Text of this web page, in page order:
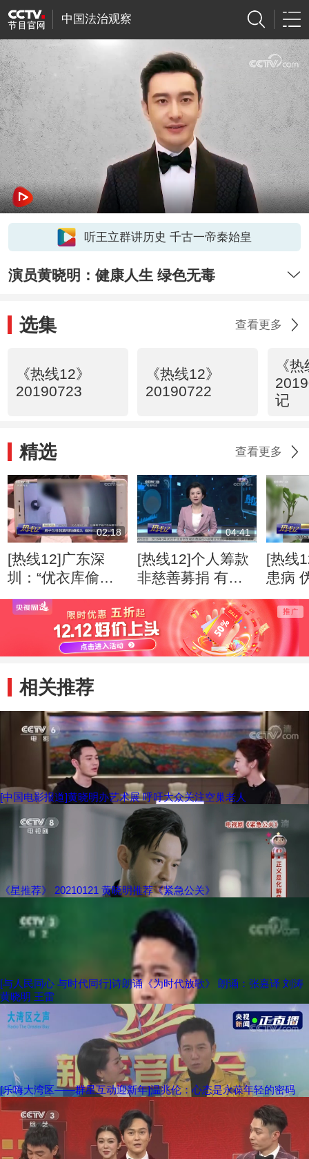
中国法治观察
听王立群讲历史 千古一帝秦始皇
演员黄晓明：健康人生 绿色无毒
选集 查看更多
《热线12》
20190723
《热线12》
20190722
《
记
精选 查看更多
02:18
[热线12]广东深
圳：“优衣库偷拍
案”涉事男子被行
政拘留十日
04:41
[热线12]个人筹款
非慈善募捐 有效
监管难
[热线
患病
网络
相关推荐
[中国电影报道]黄晓明办艺术展 呼吁大众关注空巢老人
《星推荐》 20210121 黄晓明推荐《紧急公关》
[与人民同心 与时代同行]诗朗诵《为时代放歌》 朗诵：张嘉译 刘涛
黄晓明 王雷
[乐嗨大湾区——群星互动迎新年]温兆伦：心态是永葆年轻的密码